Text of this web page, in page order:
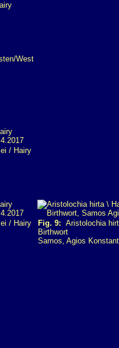
/ Hairy
/ Hairy
Fig. 9: Aristolochia
Birthwort
Samos, Agios